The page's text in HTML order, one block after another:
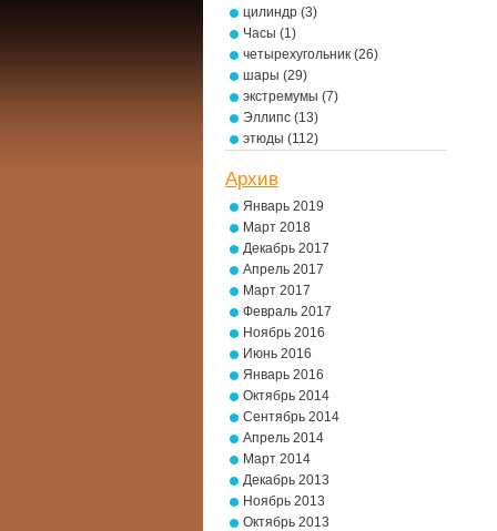
цилиндр (3)
Часы (1)
четырехугольник (26)
шары (29)
экстремумы (7)
Эллипс (13)
этюды (112)
Архив
Январь 2019
Март 2018
Декабрь 2017
Апрель 2017
Март 2017
Февраль 2017
Ноябрь 2016
Июнь 2016
Январь 2016
Октябрь 2014
Сентябрь 2014
Апрель 2014
Март 2014
Декабрь 2013
Ноябрь 2013
Октябрь 2013